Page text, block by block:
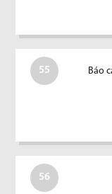
55 Báo
56